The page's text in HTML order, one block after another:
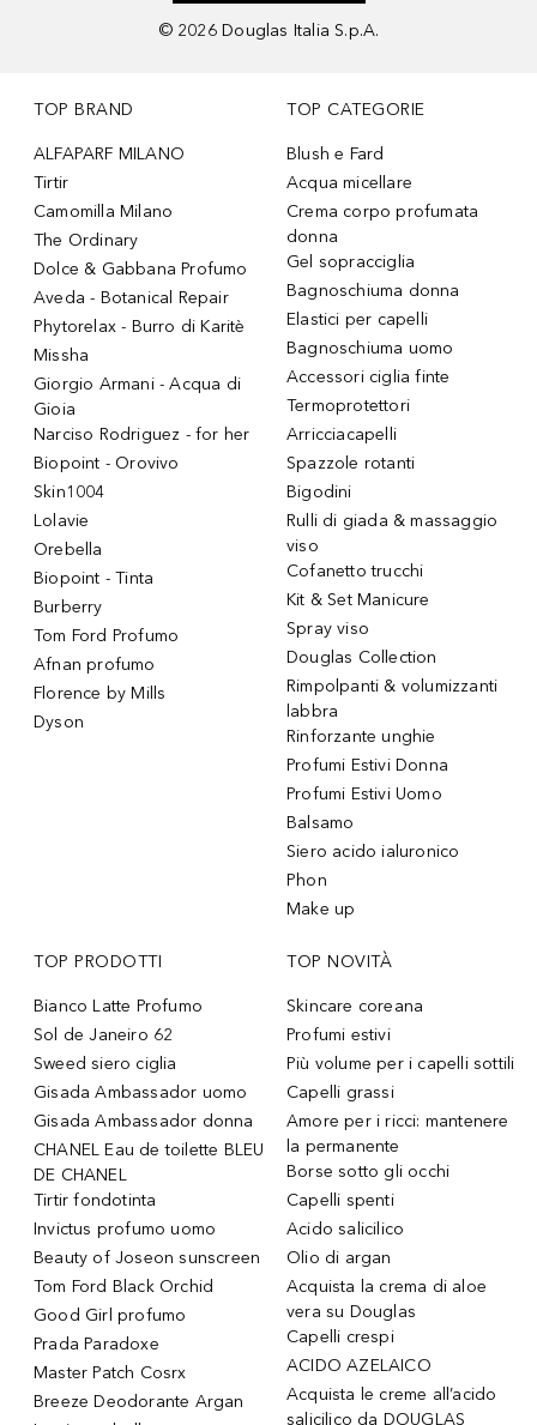
© 2026 Douglas Italia S.p.A.
TOP BRAND
ALFAPARF MILANO
Tirtir
Camomilla Milano
The Ordinary
Dolce & Gabbana Profumo
Aveda - Botanical Repair
Phytorelax - Burro di Karitè
Missha
Giorgio Armani - Acqua di
Gioia
Narciso Rodriguez - for her
Biopoint - Orovivo
Skin1004
Lolavie
Orebella
Biopoint - Tinta
Burberry
Tom Ford Profumo
Afnan profumo
Florence by Mills
Dyson
TOP CATEGORIE
Blush e Fard
Acqua micellare
Crema corpo profumata
donna
Gel sopracciglia
Bagnoschiuma donna
Elastici per capelli
Bagnoschiuma uomo
Accessori ciglia finte
Termoprotettori
Arricciacapelli
Spazzole rotanti
Bigodini
Rulli di giada & massaggio
viso
Cofanetto trucchi
Kit & Set Manicure
Spray viso
Douglas Collection
Rimpolpanti & volumizzanti
labbra
Rinforzante unghie
Profumi Estivi Donna
Profumi Estivi Uomo
Balsamo
Siero acido ialuronico
Phon
Make up
TOP PRODOTTI
Bianco Latte Profumo
Sol de Janeiro 62
Sweed siero ciglia
Gisada Ambassador uomo
Gisada Ambassador donna
CHANEL Eau de toilette BLEU
DE CHANEL
Tirtir fondotinta
Invictus profumo uomo
Beauty of Joseon sunscreen
Tom Ford Black Orchid
Good Girl profumo
Prada Paradoxe
Master Patch Cosrx
Breeze Deodorante Argan
TOP NOVITÀ
Skincare coreana
Profumi estivi
Più volume per i capelli sottili
Capelli grassi
Amore per i ricci: mantenere
la permanente
Borse sotto gli occhi
Capelli spenti
Acido salicilico
Olio di argan
Acquista la crema di aloe
vera su Douglas
Capelli crespi
ACIDO AZELAICO
Acquista le creme all’acido
salicilico da DOUGLAS